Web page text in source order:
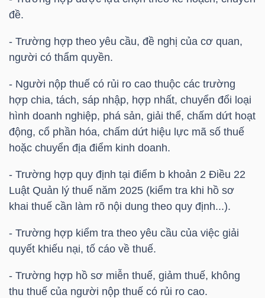
đề.
- Trường hợp theo yêu cầu, đề nghị của cơ quan,
người có thẩm quyền.
- Người nộp thuế có rủi ro cao thuộc các trường
hợp chia, tách, sáp nhập, hợp nhất, chuyển đổi loại
hình doanh nghiệp, phá sản, giải thể, chấm dứt hoạt
động, cổ phần hóa, chấm dứt hiệu lực mã số thuế
hoặc chuyển địa điểm kinh doanh.
- Trường hợp quy định tại điểm b khoản 2 Điều 22
Luật Quản lý thuế năm 2025 (kiểm tra khi hồ sơ
khai thuế cần làm rõ nội dung theo quy định...).
- Trường hợp kiểm tra theo yêu cầu của việc giải
quyết khiếu nại, tố cáo về thuế.
- Trường hợp hồ sơ miễn thuế, giảm thuế, không
thu thuế của người nộp thuế có rủi ro cao.
TÍCH
VĨ
NGHIỆP
CỔ